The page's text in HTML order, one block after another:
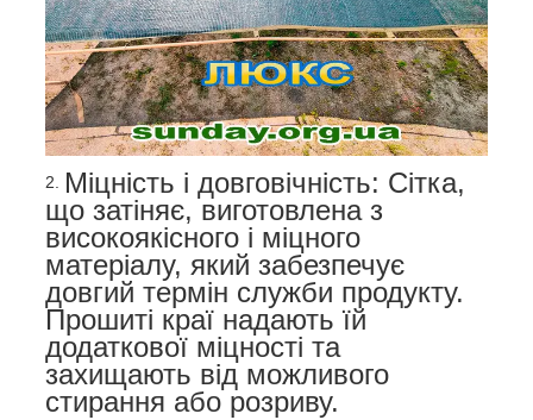
Міцність і довговічність: Сітка,
що затіняє, виготовлена з
високоякісного і міцного
матеріалу, який забезпечує
довгий термін служби продукту.
Прошиті краї надають їй
додаткової міцності та
захищають від можливого
стирання або розриву.